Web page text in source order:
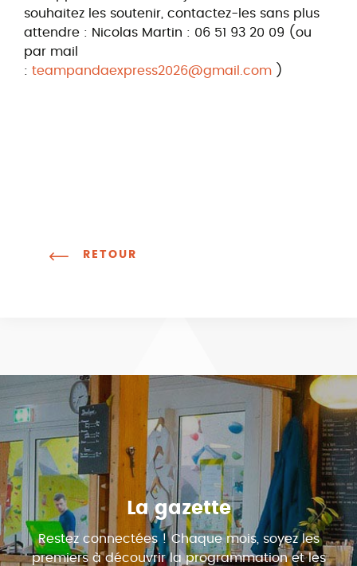
souhaitez les soutenir, contactez-les sans plus
attendre : Nicolas Martin : 06 51 93 20 09 (ou
par mail
: teampandaexpress2026@gmail.com )
RETOUR
La gazette
Restez connectées ! Chaque mois, soyez les
premiers à découvrir la programmation et les